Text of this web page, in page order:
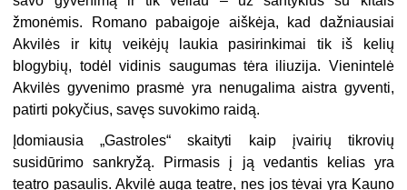
žmonėmis. Romano pabaigoje aiškėja, kad dažniausiai
Akvilės ir kitų veikėjų laukia pasirinkimai tik iš kelių
blogybių, todėl vidinis saugumas tėra iliuzija. Vienintelė
Akvilės gyvenimo prasmė yra nenugalima aistra gyventi,
patirti pokyčius, savęs suvokimo raidą.
Įdomiausia „Gastroles“ skaityti kaip įvairių tikrovių
susidūrimo sankryžą. Pirmasis į ją vedantis kelias yra
teatro pasaulis. Akvilė auga teatre, nes jos tėvai yra Kauno